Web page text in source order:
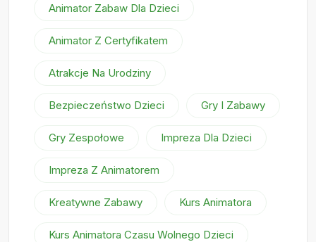
Animator Zabaw Dla Dzieci
Animator Z Certyfikatem
Atrakcje Na Urodziny
Bezpieczeństwo Dzieci Gry I Zabawy
Gry Zespołowe Impreza Dla Dzieci
Impreza Z Animatorem
Kreatywne Zabawy Kurs Animatora
Kurs Animatora Czasu Wolnego Dzieci